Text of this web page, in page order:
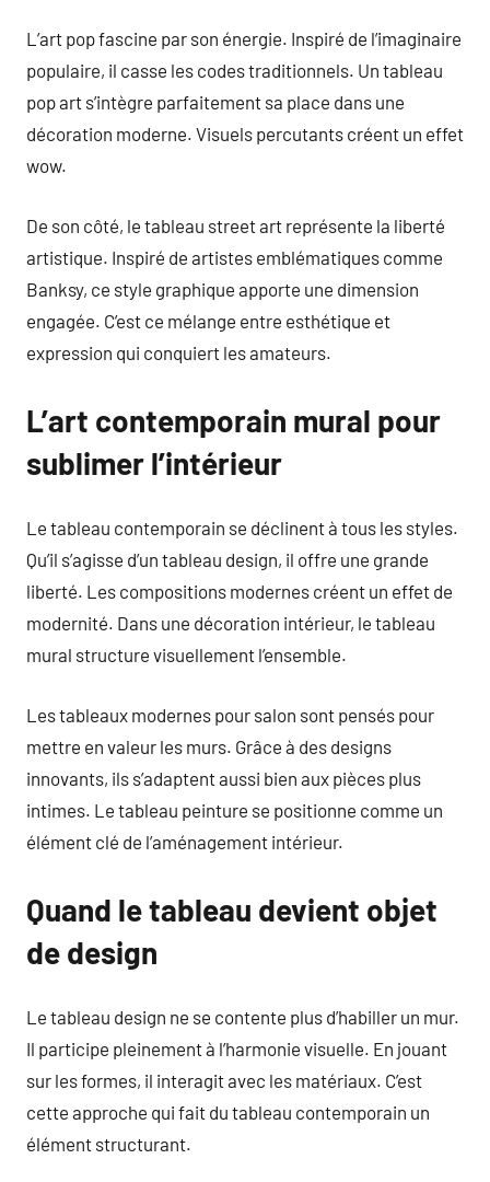
L’art pop fascine par son énergie. Inspiré de l’imaginaire
populaire, il casse les codes traditionnels. Un tableau
pop art s’intègre parfaitement sa place dans une
décoration moderne. Visuels percutants créent un effet
wow.
De son côté, le tableau street art représente la liberté
artistique. Inspiré de artistes emblématiques comme
Banksy, ce style graphique apporte une dimension
engagée. C’est ce mélange entre esthétique et
expression qui conquiert les amateurs.
L’art contemporain mural pour
sublimer l’intérieur
Le tableau contemporain se déclinent à tous les styles.
Qu’il s’agisse d’un tableau design, il offre une grande
liberté. Les compositions modernes créent un effet de
modernité. Dans une décoration intérieur, le tableau
mural structure visuellement l’ensemble.
Les tableaux modernes pour salon sont pensés pour
mettre en valeur les murs. Grâce à des designs
innovants, ils s’adaptent aussi bien aux pièces plus
intimes. Le tableau peinture se positionne comme un
élément clé de l’aménagement intérieur.
Quand le tableau devient objet
de design
Le tableau design ne se contente plus d’habiller un mur.
Il participe pleinement à l’harmonie visuelle. En jouant
sur les formes, il interagit avec les matériaux. C’est
cette approche qui fait du tableau contemporain un
élément structurant.